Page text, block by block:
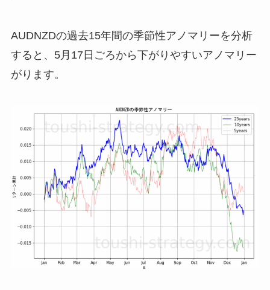
AUDNZDの過去15年間の季節性アノマリーを分析
すると、5月17日ごろから下がりやすいアノマリー
がります。